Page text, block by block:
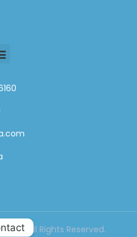
All Rights Reserved.